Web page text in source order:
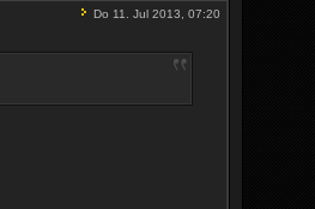
Do 11. Jul 2013, 07:20